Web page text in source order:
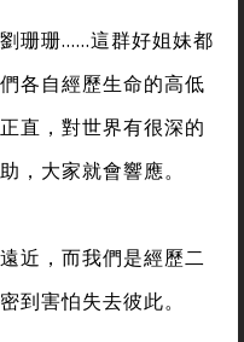
珊珊……這群好姐妹都
各自經歷生命的高低
直，對世界有很深的
，大家就會響應。
近，而我們是經歷二
到害怕失去彼此。